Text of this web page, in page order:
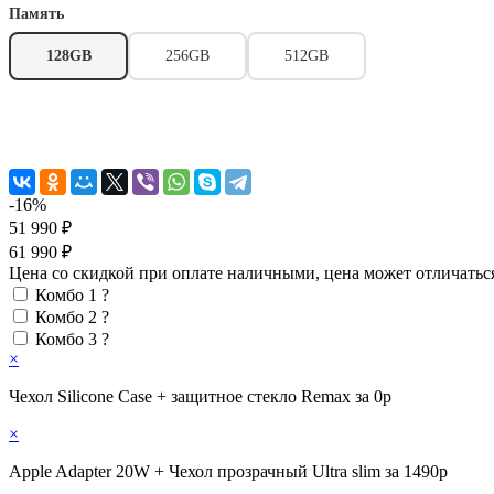
Память
128GB 256GB 512GB
-16%
51 990 ₽
61 990 ₽
Цена со скидкой при оплате наличными, цена может
Комбо 1 ?
Комбо 2 ?
Комбо 3 ?
×
Чехол Silicone Case + защитное стекло Remax за 0р
×
Apple Adapter 20W + Чехол прозрачный Ultra slim за 1490р